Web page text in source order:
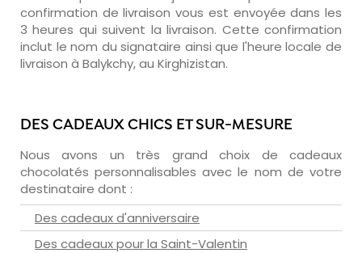
confirmation de livraison vous est envoyée dans les
3 heures qui suivent la livraison. Cette confirmation
inclut le nom du signataire ainsi que l'heure locale de
livraison à Balykchy, au Kirghizistan.
DES CADEAUX CHICS ET SUR-MESURE
Nous avons un très grand choix de cadeaux
chocolatés personnalisables avec le nom de votre
destinataire dont :
Des cadeaux d'anniversaire
Des cadeaux pour la Saint-Valentin